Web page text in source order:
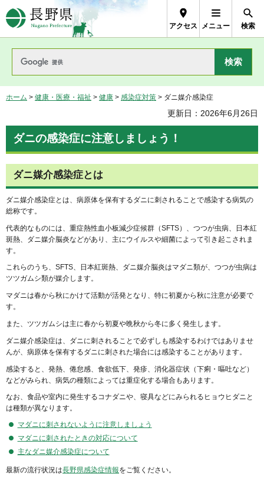
長野県Nagano Prefecture
アクセス メニュー 検索
ホーム > 健康・医療・福祉 > 健康 > 感染症対策 > ダニ媒介感染症
更新日：2026年6月26日
ダニの感染症に注意しましょう！
ダニ媒介感染症とは
ダニ媒介感染症とは、病原体を保有するダニに刺されることで感染する病気の
総称です。
代表的なものには、重症熱性血小板減少症候群（SFTS）、つつが虫病、日本紅
斑熱、ダニ媒介脳炎などがあり、主にウイルスや細菌によって引き起こされま
す。
これらのうち、SFTS、日本紅斑熱、ダニ媒介脳炎はマダニ類が、つつが虫病は
ツツガムシ類が媒介します。
マダニは春から秋にかけて活動が活発となり、特に初夏から秋に注意が必要で
す。
また、ツツガムシは主に春から初夏や晩秋から冬に多く発生します。
ダニ媒介感染症は、ダニに刺されることで必ずしも感染するわけではありませ
んが、病原体を保有するダニに刺された場合には感染することがあります。
感染すると、発熱、倦怠感、食欲低下、発疹、消化器症状（下痢・嘔吐など）
などがみられ、病気の種類によっては重症化する場合もあります。
なお、食品や室内に発生するコナダニや、寝具などにみられるヒョウヒダニと
は種類が異なります。
マダニに刺されないように注意しましょう
マダニに刺されたときの対応について
主なダニ媒介感染症について
最新の流行状況は長野県感染症情報をご覧ください。